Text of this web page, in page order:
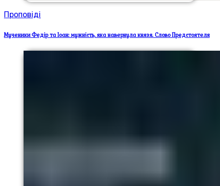
Проповіді
Мученики Федір та Іоан: мужність, яка навернула князя. Слово Предстоятеля